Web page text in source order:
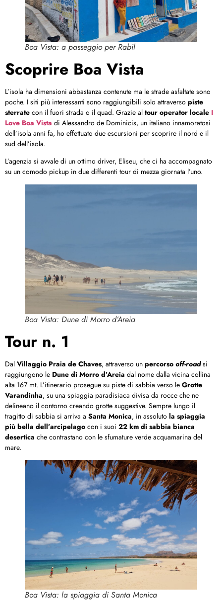
Boa Vista: a passeggio per Rabil
Scoprire Boa Vista
L’isola ha dimensioni abbastanza contenute ma le strade asfaltate sono
poche. I siti più interessanti sono raggiungibili solo attraverso piste
sterrate con il fuori strada o il quad. Grazie al tour operator locale I
Love Boa Vista di Alessandro de Dominicis, un italiano innamoratosi
dell’isola anni fa, ho effettuato due escursioni per scoprire il nord e il
sud dell’isola.
L’agenzia si avvale di un ottimo driver, Eliseu, che ci ha accompagnato
su un comodo pickup in due differenti tour di mezza giornata l’uno.
Boa Vista: Dune di Morro d’Areia
Tour n. 1
Dal Villaggio Praia de Chaves, attraverso un percorso off-road si
raggiungono le Dune di Morro d’Areia dal nome dalla vicina collina
alta 167 mt. L’itinerario prosegue su piste di sabbia verso le Grotte
Varandinha, su una spiaggia paradisiaca divisa da rocce che ne
delineano il contorno creando grotte suggestive. Sempre lungo il
tragitto di sabbia si arriva a Santa Monica, in assoluto la spiaggia
più bella dell’arcipelago con i suoi 22 km di sabbia bianca
desertica che contrastano con le sfumature verde acquamarina del
mare.
Boa Vista: la spiaggia di Santa Monica